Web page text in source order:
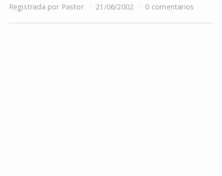
Registrada por Pastor 21/06/2002 0 comentarios